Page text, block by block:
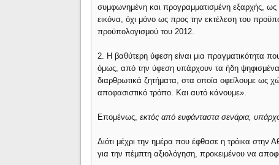
συμφωνημένη και προγραμματισμένη εξαρχής,
εικόνα, όχι μόνο ως προς την εκτέλεση του
προϋπολογισμού του 2012.
2. Η βαθύτερη ύφεση είναι μια πραγματικότητα
όμως, από την ύφεση υπάρχουν τα ήδη
διαρθρωτικά ζητήματα, στα οποία οφείλουμε ως
αποφασιστικό τρόπο. Και αυτό κάνουμε».
Επομένως, εκτός από ευφάνταστα σενάρια,
Διότι μέχρι την ημέρα που έφθασε η τρόικα στην
για την πέμπτη αξιολόγηση, προκειμένου να